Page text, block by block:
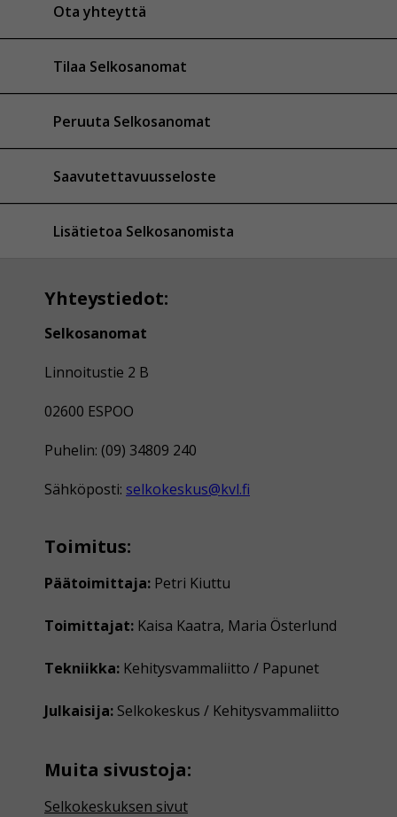
Ota yhteyttä
Tilaa Selkosanomat
Peruuta Selkosanomat
Saavutettavuusseloste
Lisätietoa Selkosanomista
Yhteystiedot:
Selkosanomat
Linnoitustie 2 B
02600 ESPOO
Puhelin: (09) 34809 240
Sähköposti: selkokeskus@kvl.fi
Toimitus:
Päätoimittaja: Petri Kiuttu
Toimittajat: Kaisa Kaatra, Maria Österlund
Tekniikka: Kehitysvammaliitto / Papunet
Julkaisija: Selkokeskus / Kehitysvammaliitto
Muita sivustoja:
Selkokeskuksen sivut